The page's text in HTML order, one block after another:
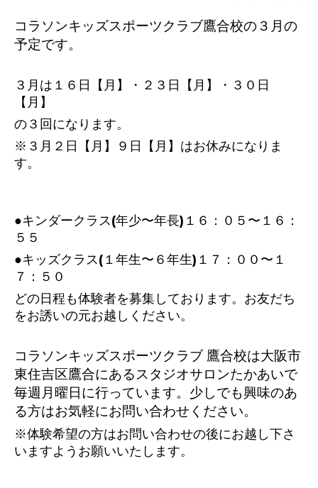
コラソンキッズスポーツクラブ鷹合校の３ 月の
予定です。
３月は１６日【月】・２３日【月】・３０日
【月】
の３回になります。
※３月２日【月】９日【月】はお休みになりま
す。
●キンダークラス(年少〜年長)１６：０５〜１６：
５５
●キッズクラス(１年生〜６年生)１７：００〜１
７：５０
どの日程も体験者を募集しております。お友だち
をお誘いの元お越しください。
コラソンキッズスポーツクラブ 鷹合校は大阪市
東住吉区鷹合にあるスタジオサロンたかあいで
毎週月曜日に行っています。少しでも興味のあ
る方はお気軽にお問い合わせください。
※体験希望の方はお問い合わせの後にお越し下さ
いますようお願いいたします。